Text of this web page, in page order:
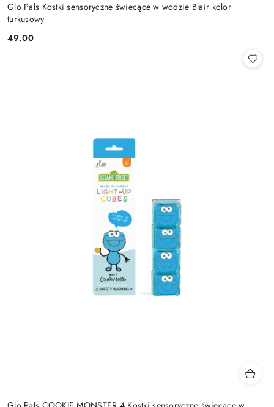
Glo Pals Kostki sensoryczne świecące w wodzie Blair kolor
turkusowy
Cena:
49.00